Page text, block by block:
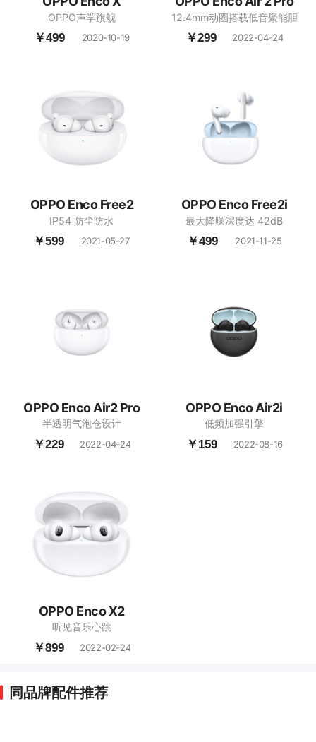
OPPO声学旗舰
￥499 2020-10-19
12.4mm动圈搭载低音聚能胆
￥299 2022-04-24
OPPO Enco Free2
IP54 防尘防水
￥599 2021-05-27
OPPO Enco Free2i
最大降噪深度达 42dB
￥499 2021-11-25
OPPO Enco Air2 Pro
半透明气泡仓设计
￥229 2022-04-24
OPPO Enco Air2i
低频加强引擎
￥159 2022-08-16
OPPO Enco X2
听见音乐心跳
￥899 2022-02-24
同品牌配件推荐